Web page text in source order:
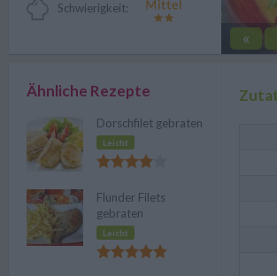
«
Schwierigkeit:
Ähnliche Rezepte
Dorschfilet gebraten
Leicht
Flunder Filets
gebraten
Leicht